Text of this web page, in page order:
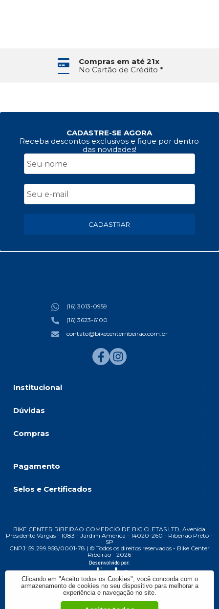
Compras em até 21x
No Cartão de Crédito *
CADASTRE-SE AGORA
Receba descontos exclusivos e fique por dentro
das novidades!
CADASTRAR
Institucional
Dúvidas
Compras
(16) 3013-0959
(16) 3623-6100
contato@bikecenterribeirao.com.br
Pagamento
Selos e Certificados
BIKE CENTER RIBEIRAO COMERCIO DE BICICLETAS LTD, Avenida
Presidente Vargas - 1083 - Jardim América - 14020-260 - Ribeirão Preto -
SP
CNPJ: 59.299.958/0001-78 | © Todos os direitos reservados - Bike Center
Ribeirão - 2026
Clicando em "Aceito todos os Cookies", você concorda com o
armazenamento de cookies no seu dispositivo para melhorar a
experiência e navegação no site.